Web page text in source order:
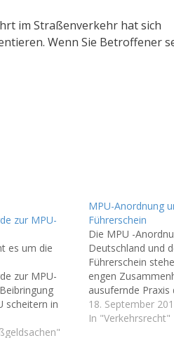
im Straßenverkehr hat sich
Wenn Sie Betroffener
zur MPU-
es um die
zur MPU-
scheitern in
MPU-Anordnung
Führerschein
Die MPU -
Deutschland und
Führerschein
engen
ausufernde Praxis
18. September
In "Verkehrsrecht"